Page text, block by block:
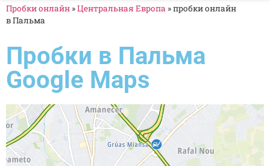
Пробки онлайн »Центральная Европа »пробки онлайн
в Пальма
Пробки в Пальма
Google Maps